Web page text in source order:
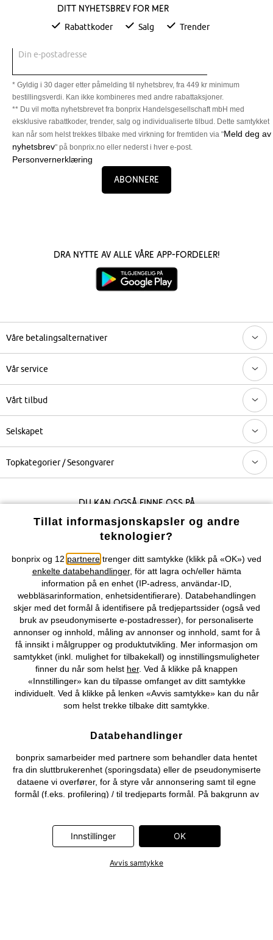
Ditt nyhetsbrev for mer
Rabattkoder Salg Trender
Din e-postadresse
* Gyldig i 30 dager etter påmelding til nyhetsbrev, fra 449 kr minimum
bestillingsverdi. Kan ikke kombineres med andre rabattaksjoner.
** Du vil motta nyhetsbrevet fra bonprix Handelsgesellschaft mbH med
eksklusive rabattkoder, trender, salg og individualiserte tilbud. Dette samtykket
kan når som helst trekkes tilbake med virkning for fremtiden via "Meld deg av
nyhetsbrev" på bonprix.no eller nederst i hver e-post.
Personvernerklæring
Abonnere
Dra nytte av alle våre app-fordeler!
Våre betalingsalternativer
Vår service
Vårt tilbud
Selskapet
Topkategorier / Sesongvarer
Du kan også finne oss på
Kjøpsvilkår Personopplysninger Cookie-innstillinger
Om Oss Angre kjøp
©2026 bonprix.
Tillat informasjonskapsler og andre
teknologier?
bonprix og 12 partnere trenger ditt samtykke (klikk på «OK») ved
enkelte databehandlinger, för att lagra och/eller hämta
information på en enhet (IP-adress, användar-ID,
webbläsarinformation, enhetsidentifierare). Databehandlingen
skjer med det formål å identifisere på tredjepartssider (også ved
bruk av pseudonymiserte e-postadresser), for personaliserte
annonser og innhold, måling av annonser og innhold, samt for å
få innsikt i målgrupper og produktutvikling. Mer informasjon om
samtykket (inkl. mulighet for tilbakekall) og innstillingsmuligheter
finner du når som helst her. Ved å klikke på knappen
«Innstillinger» kan du tilpasse omfanget av ditt samtykke
individuelt. Ved å klikke på lenken «Avvis samtykke» kan du når
som helst trekke tilbake ditt samtykke.
Databehandlinger
bonprix samarbeider med partnere som behandler data hentet
fra din sluttbrukerenhet (sporingsdata) eller de pseudonymiserte
dataene vi overfører, for å styre vår annonsering samt til egne
formål (f.eks. profilering) / til tredjeparts formål. På bakgrunn av
viderebehandling av disse leverandørene, et samtykke.
Sporingsdata samles først inn, eller dine pseudonymiserte data
banneret på bonprix' nettbutikk. Partnerne er følgende selskaper:
Innstillinger OK
Avvis samtykke